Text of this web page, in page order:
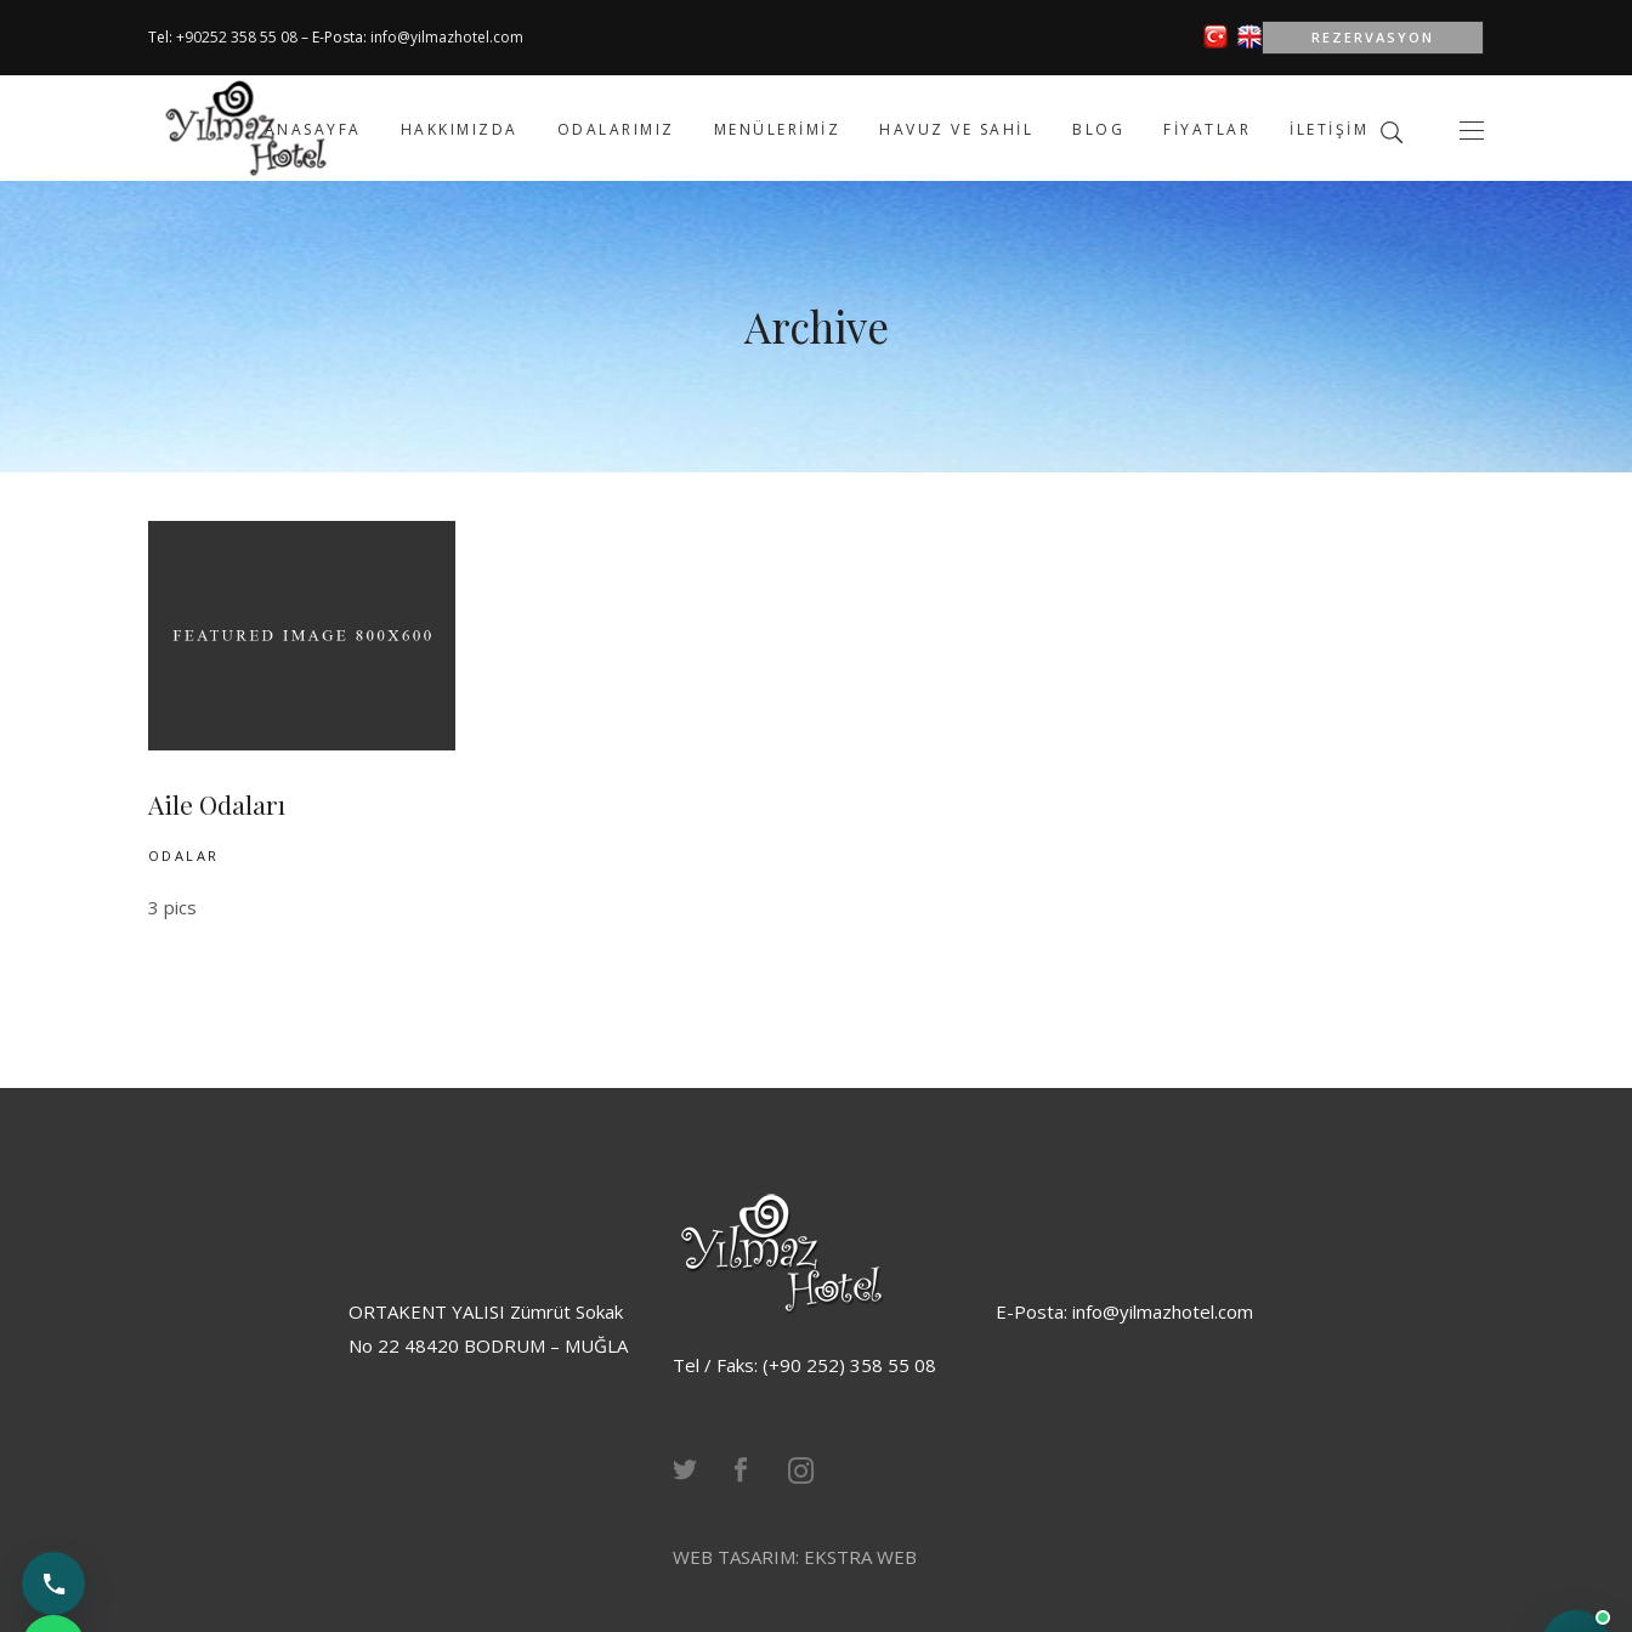
Tel: +90252 358 55 08– E-Posta: info@yilmazhotel.com REZERVASYON
ANASAYFA HAKKIMIZDA ODALARIMIZ MENÜLERIMIZ HAVUZ VE SAHIL BLOG FIYATLAR İLETIŞIM
Archive
Aile Odaları
ODALAR
3 pics
ORTAKENT YALISI Zümrüt Sokak
No 22 48420 BODRUM – MUĞLA
Tel / Faks: (+90 252) 358 55 08
WEB TASARIM: EKSTRA WEB
E-Posta: info@yilmazhotel.com